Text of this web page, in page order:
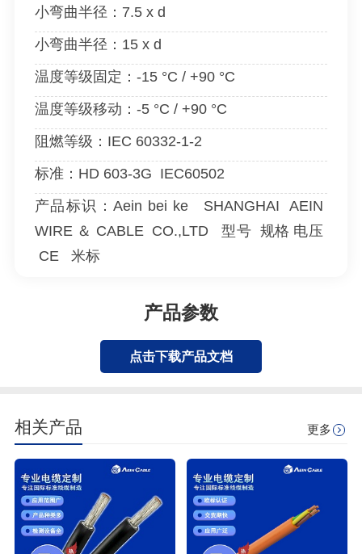
小弯曲半径：7.5 x d
小弯曲半径：15 x d
温度等级固定：-15 °C / +90 °C
温度等级移动：-5 °C / +90 °C
阻燃等级 ： IEC 60332-1-2
标准：HD 603-3G IEC60502
产品标识：Aein bei ke SHANGHAI AEIN
WIRE ＆ CABLE CO.,LTD 型号 规格 电压
CE 米标
产品参数
点击下载产品文档
相关产品 更多